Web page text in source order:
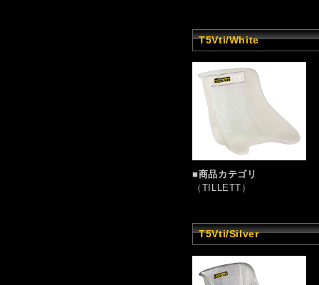
T5Vti/White
■商品カテゴリ
（TILLETT）
T5Vti/Silver